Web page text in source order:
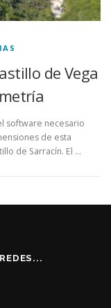
de Vega
software necesario
de esta
de Sarracín. El …